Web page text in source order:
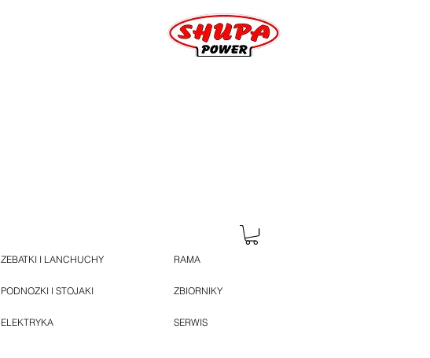
ZEBATKI I LANCHUCHY
PODNOZKI I STOJAKI
ELEKTRYKA
RAMA
ZBIORNIKY
SERWIS